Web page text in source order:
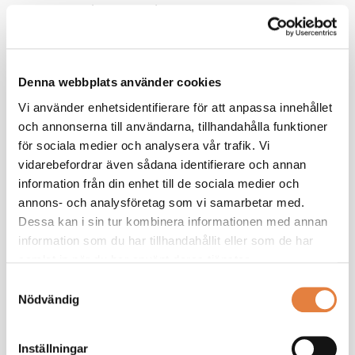
Denna webbplats använder cookies
Vi använder enhetsidentifierare för att anpassa innehållet
och annonserna till användarna, tillhandahålla funktioner
för sociala medier och analysera vår trafik. Vi
vidarebefordrar även sådana identifierare och annan
information från din enhet till de sociala medier och
annons- och analysföretag som vi samarbetar med.
Dessa kan i sin tur kombinera informationen med annan
information som du har tillhandahållit eller som de har
Nödvändig
Inställningar
Syftet är att minska informationsasymmetrin
och skapa mer rättvisa förhandlingssituationer.
Risk för att enskilda löner röjs
En återkommande fråga under webbinariet gällde integritet.
Då reglerna kräver att genomsnittslöner lämnas ut även för
små grupper, finns risk att enskilda individers lön indirekt
avslöjas. Detta har påtalats av Svenskt Näringsliv och kan
Osäkerheter kvarstår – företag uppmanas att
Även om delar av regelverket ännu är oklart, särskilt de delar
som gäller lönerapportering för större företag, blev det tydligt